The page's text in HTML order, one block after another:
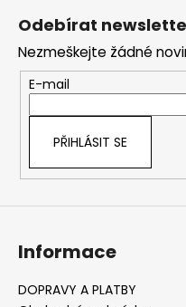
Odebírat
Nezmeškejte žádné
E-mail
PŘIHLÁSIT SE
Informace
DOPRAVY A PLATBY